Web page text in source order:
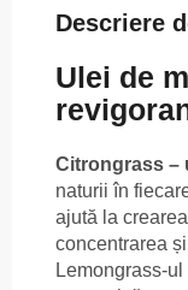
Descriere
Ulei de
Citrongrass –
naturii în
ajută la
concentrarea
Lemongrass-